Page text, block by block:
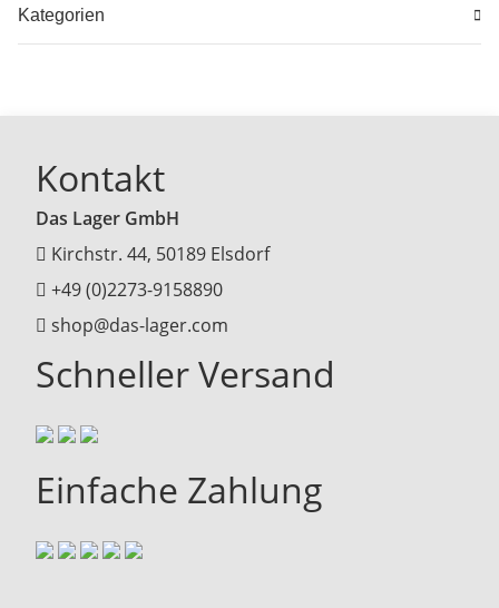
Kategorien
Kontakt
Das Lager GmbH
Kirchstr. 44, 50189 Elsdorf
+49 (0)2273-9158890
shop@das-lager.com
Schneller Versand
Einfache Zahlung